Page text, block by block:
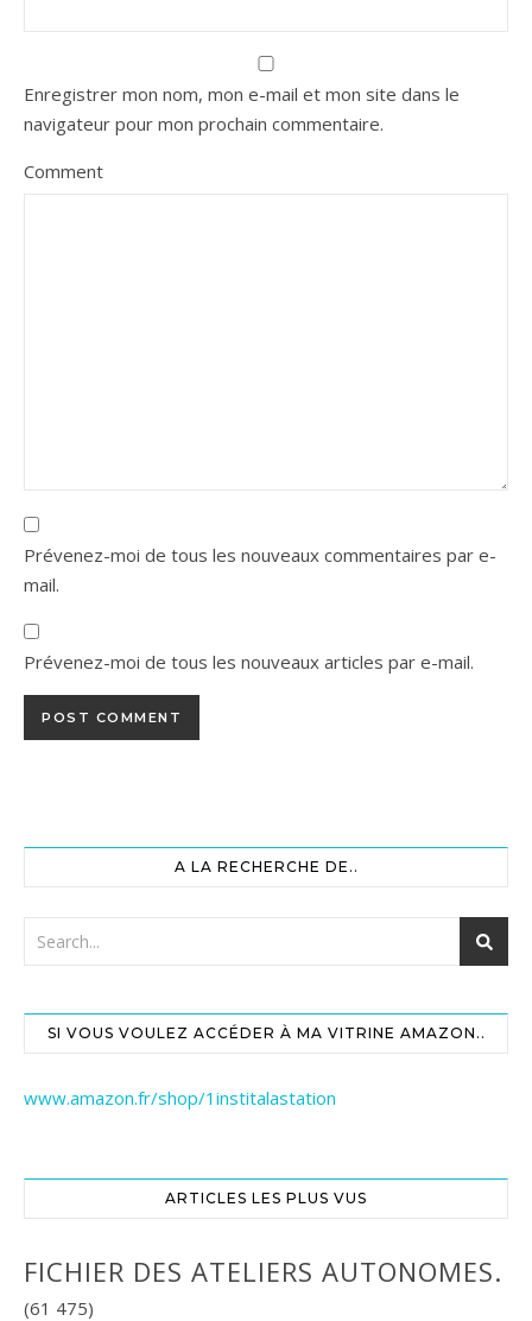
Enregistrer mon nom, mon e-mail et mon site dans le
navigateur pour mon prochain commentaire.
Comment
Prévenez-moi de tous les nouveaux commentaires par e-
mail.
Prévenez-moi de tous les nouveaux articles par e-mail.
A LA RECHERCHE DE..
SI VOUS VOULEZ ACCÉDER À MA VITRINE AMAZON..
www.amazon.fr/shop/1institalastation
ARTICLES LES PLUS VUS
FICHIER DES ATELIERS AUTONOMES.
(61 475)